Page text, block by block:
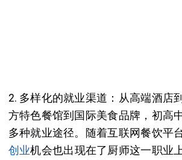
2. 多样化的就业渠道：从高端酒店
方特色餐馆到国际美食品牌，初高
多种就业途径。随着互联网餐饮平
创业机会也出现在了厨师这一职业